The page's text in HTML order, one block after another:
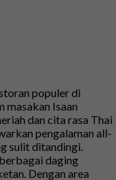
populer di
masakan Isaan
dan cita rasa Thai
pengalaman all-
sulit ditandingi.
daging
Dengan area